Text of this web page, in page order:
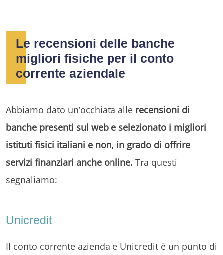
Le recensioni delle banche
migliori fisiche per il conto
corrente aziendale
Abbiamo dato un’occhiata alle recensioni di
banche presenti sul web e selezionato i migliori
istituti fisici italiani e non, in grado di offrire
servizi finanziari anche online. Tra questi
segnaliamo:
Unicredit
Il conto corrente aziendale Unicredit è un punto di